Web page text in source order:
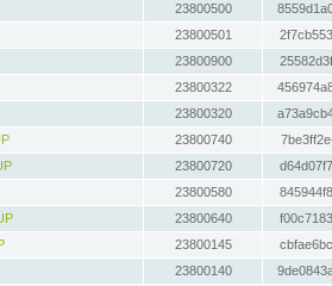
23800500
23800501
23800900
23800322
23800320
23800740
23800720
23800580
23800640
23800145
23800140